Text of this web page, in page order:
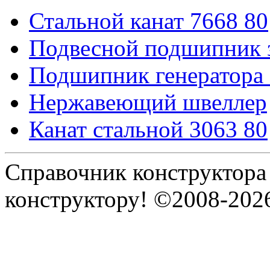
Стальной канат 7668 80
Подвесной подшипник
Подшипник генератора
Нержавеющий швеллер
Канат стальной 3063 80
Справочник
конструктору! ©2008-